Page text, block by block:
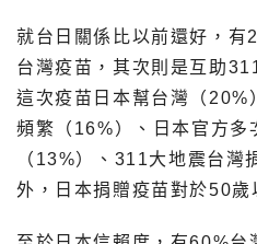
就台日關係比以前還好，有
台灣疫苗，其次則是互助
這次疫苗日本幫台灣（20%
頻繁（16%）、日本官方多
（13%）、311大地震台灣
外，日本捐贈疫苗對於50歲